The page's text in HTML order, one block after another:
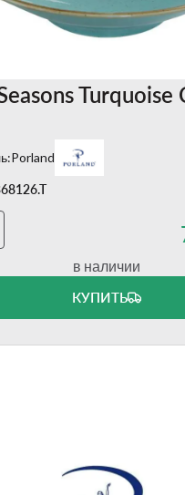
Turquoise
Porland
в наличии
КУПИТЬ